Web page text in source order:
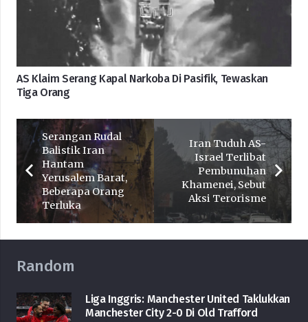
AS Klaim Serang Kapal Narkoba Di Pasifik, Tewaskan
Tiga Orang
Serangan Rudal
Balistik Iran
Hantam
Yerusalem Barat,
Beberapa Orang
Terluka
Iran Tuduh AS-
Israel Terlibat
Pembunuhan
Khamenei, Sebut
Aksi Terorisme
Random
Liga Inggris: Manchester United Taklukkan
Manchester City 2-0 Di Old Trafford